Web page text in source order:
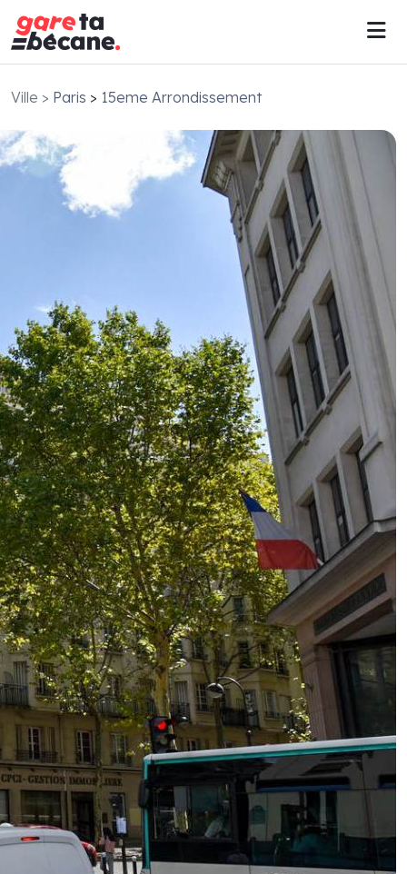
Ville > Paris > 15eme Arrondissement